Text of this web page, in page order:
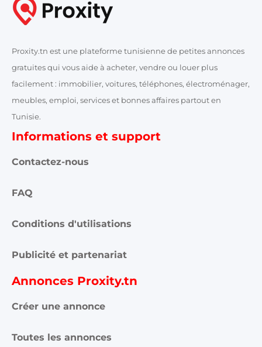
Proxity.tn est une plateforme tunisienne de petites annonces
gratuites qui vous aide à acheter, vendre ou louer plus
facilement : immobilier, voitures, téléphones, électroménager,
meubles, emploi, services et bonnes affaires partout en
Tunisie.
Informations et support
Contactez-nous
FAQ
Conditions d'utilisations
Publicité et partenariat
Annonces Proxity.tn
Créer une annonce
Toutes les annonces